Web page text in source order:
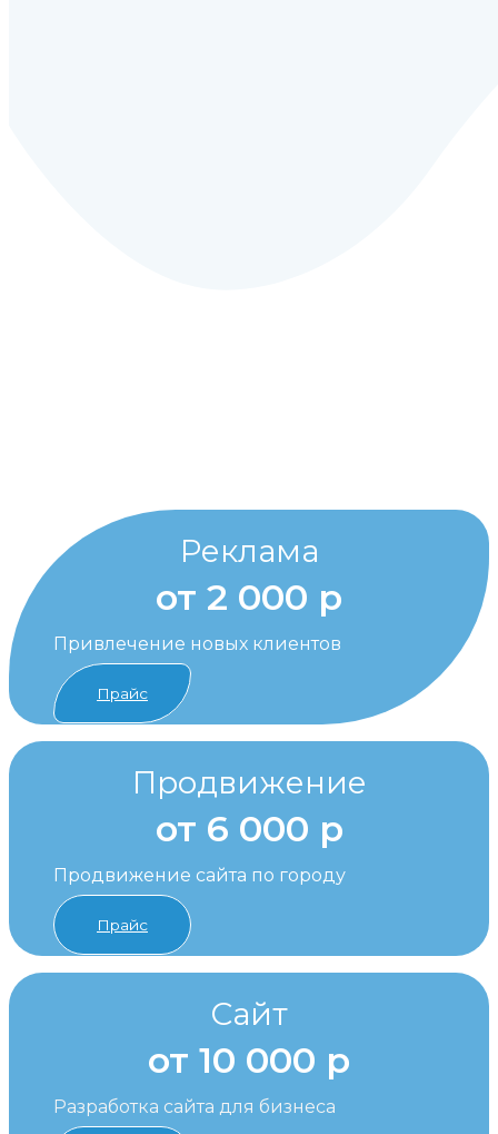
Реклама
от 2 000 р
Привлечение новых клиентов
Прайс
Продвижение
от 6 000 р
Продвижение сайта по городу
Прайс
Сайт
от 10 000 р
Разработка сайта для бизнеса